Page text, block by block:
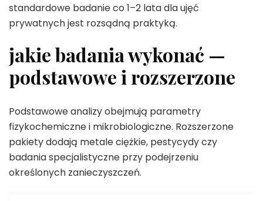
standardowe badanie co 1–2 lata dla ujęć
prywatnych jest rozsądną praktyką.
jakie badania wykonać —
podstawowe i rozszerzone
Podstawowe analizy obejmują parametry
fizykochemiczne i mikrobiologiczne. Rozszerzone
pakiety dodają metale ciężkie, pestycydy czy
badania specjalistyczne przy podejrzeniu
określonych zanieczyszczeń.